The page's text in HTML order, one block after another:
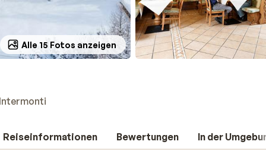
Alle 15 Fotos anzeigen
Reiseinformationen Bewertungen In der